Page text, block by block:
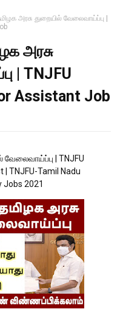
அரசு துறையில் வேலைவாய்ப்பு |
அரசு
| TNJFU
Assistant Job
வேலைவாய்ப்பு | TNJFU
TNJFU-Tamil Nadu
Jobs 2021